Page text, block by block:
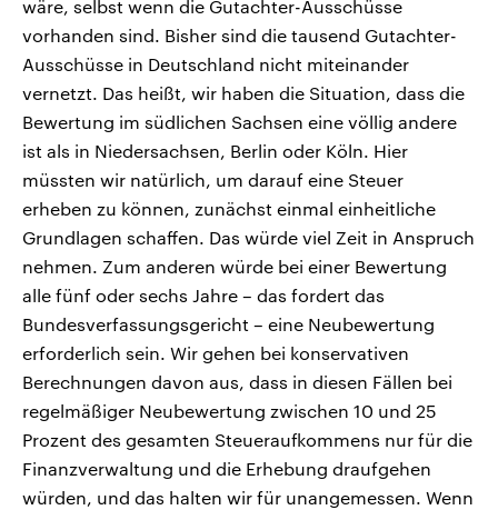
wäre, selbst wenn die Gutachter-Ausschüsse
vorhanden sind. Bisher sind die tausend Gutachter-
Ausschüsse in Deutschland nicht miteinander
vernetzt. Das heißt, wir haben die Situation, dass die
Bewertung im südlichen Sachsen eine völlig andere
ist als in Niedersachsen, Berlin oder Köln. Hier
müssten wir natürlich, um darauf eine Steuer
erheben zu können, zunächst einmal einheitliche
Grundlagen schaffen. Das würde viel Zeit in Anspruch
nehmen. Zum anderen würde bei einer Bewertung
alle fünf oder sechs Jahre – das fordert das
Bundesverfassungsgericht – eine Neubewertung
erforderlich sein. Wir gehen bei konservativen
Berechnungen davon aus, dass in diesen Fällen bei
regelmäßiger Neubewertung zwischen 10 und 25
Prozent des gesamten Steueraufkommens nur für die
Finanzverwaltung und die Erhebung draufgehen
würden, und das halten wir für unangemessen. Wenn